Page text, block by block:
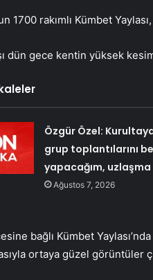
1700 rakımlı Kümbet
dün gece kentin yüksek
Özgür Özel:
grup toplantılarını
yapacağım, uzlaşma
Ağustos 7, 2026
bağlı Kümbet
ortaya güzel görüntüler